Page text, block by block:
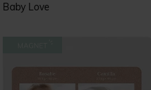
Baby Love